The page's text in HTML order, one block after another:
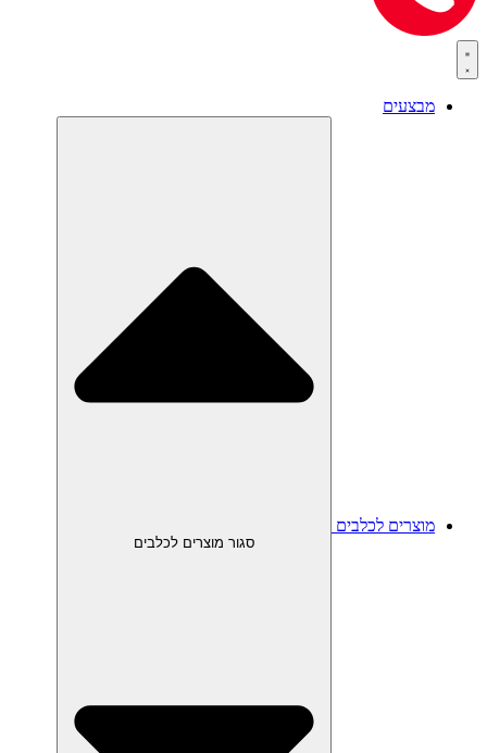
מבצעים
מוצרים לכלבים
סגור מוצרים לכלבים